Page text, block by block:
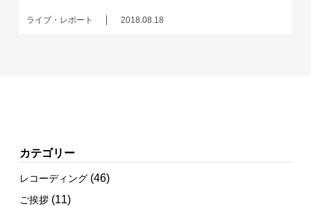
ライブ・レポート 2018.08.18
カテゴリー
レコーディング (46)
ご挨拶 (11)